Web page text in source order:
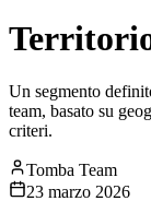
Un segmento
team, basato su
criteri.
Tomba Team
23 marzo 2026